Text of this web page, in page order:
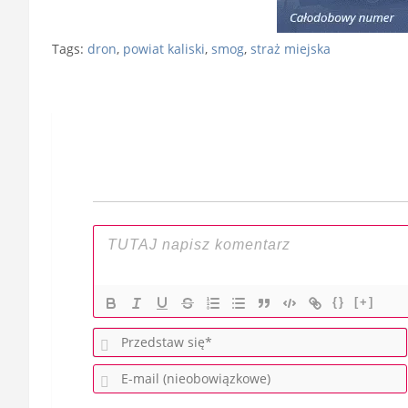
Tags: dron, powiat kaliski, smog, straż miejska
{} [+]
P
r
E
-